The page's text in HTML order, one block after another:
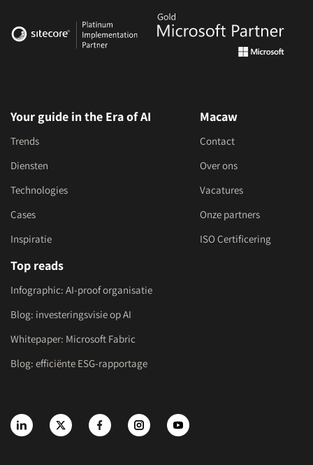
Your guide in the Era of AI
Trends
Diensten
Technologies
Cases
Inspiratie
Macaw
Contact
Over ons
Vacatures
Onze partners
ISO Certificering
Top reads
Infographic: AI-proof organisatie
Blog: investeringsvisie op AI
Whitepaper: Microsoft Fabric
Blog: efficiënte ESG-rapportage